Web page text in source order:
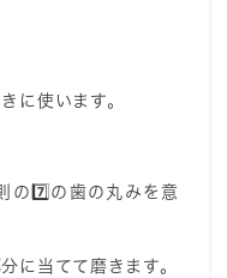
に使います。
の7️⃣の歯の丸みを意
に当てて磨きます。